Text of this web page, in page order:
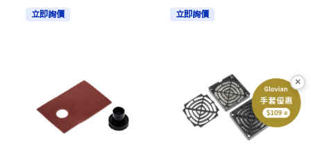
鋼製 737-3986
立即詢價 立即詢價
×